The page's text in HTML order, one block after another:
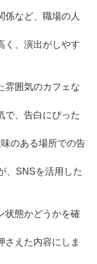
係など、職場の人
く、演出がしやす
雰囲気のカフェな
で、告白にぴった
のある場所での告
、SNSを活用した
状態かどうかを確
さえた内容にしま